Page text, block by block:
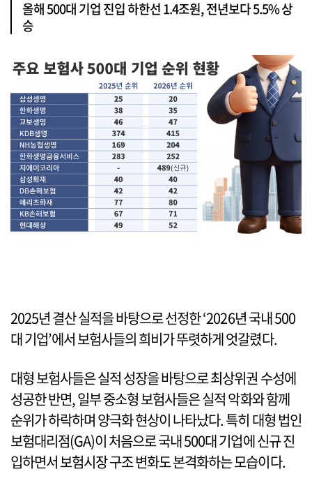
올해 500대 기업 진입 하한선 1.4조원, 전년보다 5.5% 상
승
2025년 결산 실적을 바탕으로 선정한 ‘2026년 국내 500
대 기업’에서 보험사들의 희비가 뚜렷하게 엇갈렸다.
대형 보험사들은 실적 성장을 바탕으로 최상위권 수성에
성공한 반면, 일부 중소형 보험사들은 실적 악화와 함께
순위가 하락하며 양극화 현상이 나타났다. 특히 대형 법인
보험대리점(GA)이 처음으로 국내 500대 기업에 신규 진
입하면서 보험시장 구조 변화도 본격화하는 모습이다.